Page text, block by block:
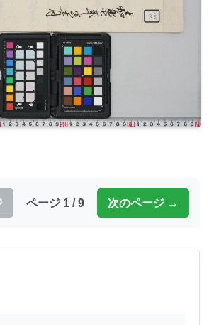
ページ 1 / 9 次のページ →